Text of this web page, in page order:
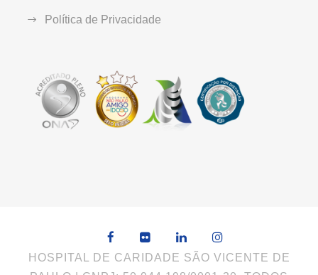
Política de Privacidade
HOSPITAL DE CARIDADE SÃO VICENTE DE